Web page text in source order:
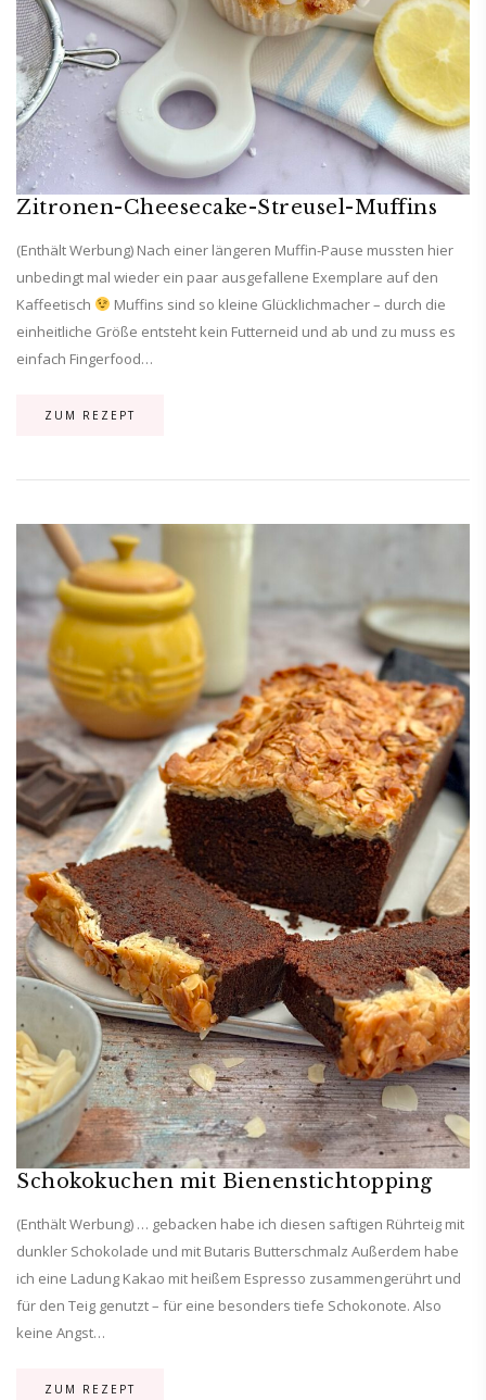
Zitronen-Cheesecake-Streusel-Muffins
(Enthält Werbung) Nach einer längeren Muffin-Pause mussten hier
unbedingt mal wieder ein paar ausgefallene Exemplare auf den
Kaffeetisch
Muffins sind so kleine Glücklichmacher – durch die
einheitliche Größe entsteht kein Futterneid und ab und zu muss es
einfach Fingerfood…
ZUM REZEPT
Schokokuchen mit Bienenstichtopping
(Enthält Werbung) … gebacken habe ich diesen saftigen Rührteig mit
dunkler Schokolade und mit Butaris Butterschmalz Außerdem habe
ich eine Ladung Kakao mit heißem Espresso zusammengerührt und
für den Teig genutzt – für eine besonders tiefe Schokonote. Also
keine Angst…
ZUM REZEPT